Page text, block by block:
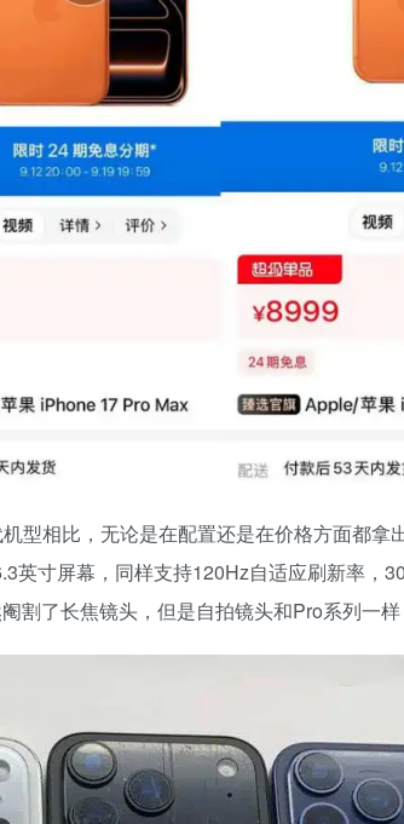
型相比，无论是在配置还是在价格方面都拿
英寸屏幕，同样支持120Hz自适应刷新率，
了长焦镜头，但是自拍镜头和Pro系列一样